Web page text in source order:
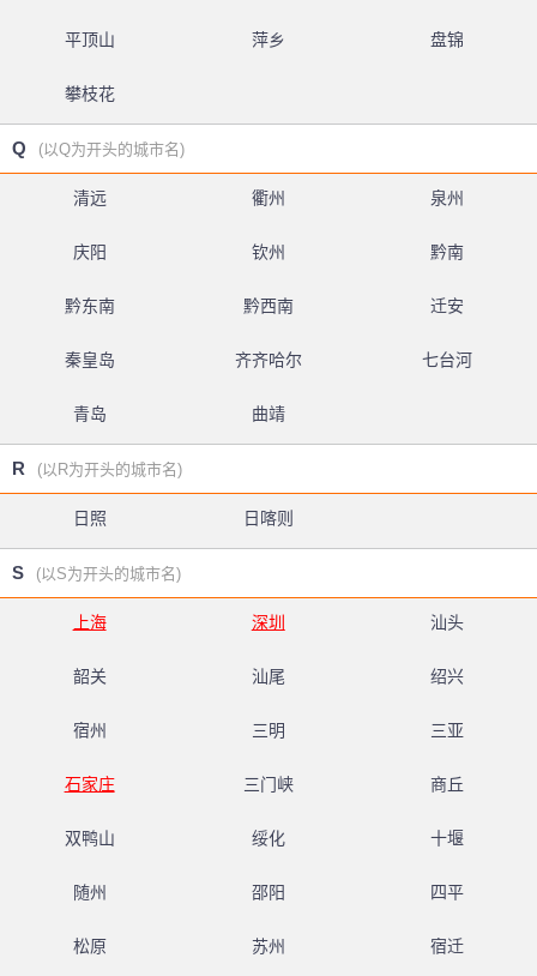
平顶山 萍乡 盘锦
攀枝花
Q (以Q为开头的城市名)
清远 衢州 泉州
庆阳 钦州 黔南
黔东南 黔西南 迁安
秦皇岛 齐齐哈尔 七台河
青岛 曲靖
R (以R为开头的城市名)
日照 日喀则
S (以S为开头的城市名)
上海 深圳 汕头
韶关 汕尾 绍兴
宿州 三明 三亚
石家庄 三门峡 商丘
双鸭山 绥化 十堰
随州 邵阳 四平
松原 苏州 宿迁